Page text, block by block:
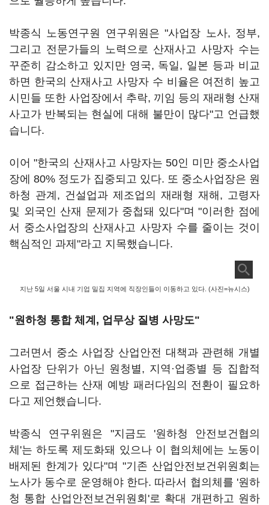
박종식 노동연구원 연구위원은 "사업장 노사, 정부,
그리고 전문가들의 노력으로 산재사고 사망자 수는
꾸준히 감소하고 있지만 영국, 독일, 일본 등과 비교
하면 한국의 산재사고 사망자 수 비율은 여전히 높고
시민들 또한 사업장에서 추락, 끼임 등의 재래형 산재
사고가 반복되는 현실에 대해 불만이 많다"고 언급했
습니다.
이어 "한국의 산재사고 사망자는 50인 미만 중소사업
장에 80% 정도가 집중되고 있다. 또 중소사업장은 원
하청 관계, 건설업과 제조업의 재래형 재해, 고령자
및 외국인 산재 문제가 중첩돼 있다"며 "이러한 점에
서 중소사업장의 산재사고 사망자 수를 줄이는 것이
핵심적인 과제"라고 지목했습니다.
지난 5일 서울 시내 기업 밀집 지역에 직장인들이 이동하고 있다. (사진=뉴시스)
"원하청 통합 체계, 업무상 질병 사망도"
그러면서 중소 사업장 산업안전 대책과 관련해 개별
사업장 단위가 아닌 원청별, 지역·업종별 등 집합적
으로 접근하는 산재 예방 패러다임의 전환이 필요하
다고 제언했습니다.
박종식 연구위원은 "지금도 '원하청 안전보건협의
체'는 하도록 제도화돼 있으나 이 협의체에는 노동이
배제된 한계가 있다"며 "기존 산업안전보건위원회는
노사가 동수로 운영해야 한다. 따라서 협의체를 '원하
청 통합 산업안전보건위원회'로 확대 개편하고 원하